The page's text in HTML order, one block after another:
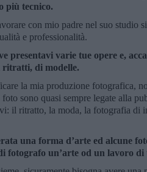
più tecnico.
con mio padre nel suo studio
e professionalità.
presentavi varie tue opere e,
ritratti, di modelle.
la mia produzione fotografica,
sono quasi sempre legate alla
il ritratto, la moda, la fotografia di
una forma d’arte ed alcune
fotografo un’arte od un lavoro